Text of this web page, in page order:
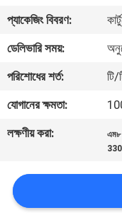
নিয়ন্ত্রণ
আমাদের
সাথে
যোগাযোগ
করুন
খবর
প্যাকেজিং বিবরণ:
ডেলিভারি সময়:
পরিশোধের শর্ত:
টি/
যোগানের ক্ষমতা:
লক্ষণীয় করা:
এম৮